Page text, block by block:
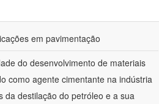
em pavimentação
do desenvolvimento de materiais
como agente cimentante na indústria
da destilação do petróleo e a sua